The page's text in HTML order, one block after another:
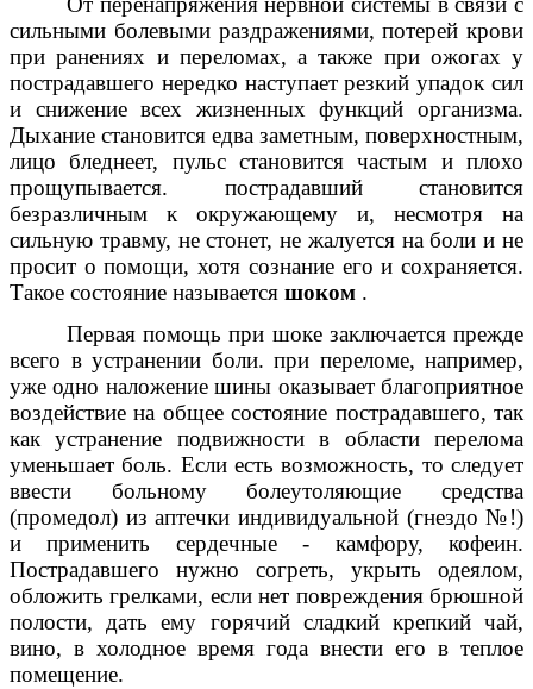
сильными болевыми раздражениями, потерей крови
при ранениях и переломах, а также при ожогах у
пострадавшего нередко наступает резкий упадок сил
и снижение всех жизненных функций организма.
Дыхание становится едва заметным, поверхностным,
лицо бледнеет, пульс становится частым и плохо
прощупывается. пострадавший становится
безразличным к окружающему и, несмотря на
сильную травму, не стонет, не жалуется на боли и не
просит о помощи, хотя сознание его и сохраняется.
Такое состояние называется шоком .
Первая помощь при шоке заключается прежде
всего в устранении боли. при переломе, например,
уже одно наложение шины оказывает благоприятное
воздействие на общее состояние пострадавшего, так
как устранение подвижности в области перелома
уменьшает боль. Если есть возможность, то следует
ввести больному болеутоляющие средства
(промедол) из аптечки индивидуальной (гнездо №!)
и применить сердечные - камфору, кофеин.
Пострадавшего нужно согреть, укрыть одеялом,
обложить грелками, если нет повреждения брюшной
полости, дать ему горячий сладкий крепкий чай,
вино, в холодное время года внести его в теплое
помещение.